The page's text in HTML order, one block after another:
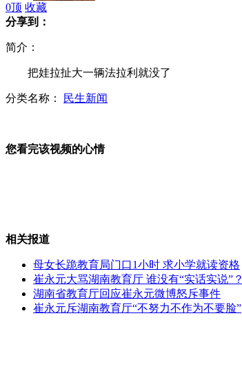
5岁男孩冷静帮母亲紧急分娩
神九预计中午与天宫首次载人对接
0顶 收藏
分享到：
简介：
把娃拉扯大一辆法拉利就没了
分类名称： 民生新闻
您看完该视频的心情
相关报道
母女长跪教育局门口1小时 求小学就读资格
崔永元大骂湖南教育厅 谁没有“实话实说”？
湖南省教育厅回应崔永元微博怒斥事件
崔永元斥湖南教育厅“不努力不作为不要脸”